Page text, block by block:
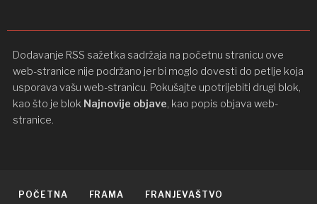
Dodavanje RSS sažetka sadržaja na početnu stranicu ove
web-stranice nije podržano jer bi moglo dovesti do petlje koja
usporava vašu web-stranicu. Pokušajte upotrijebiti drugi blok,
kao što je blok Najnovije objave, kao popis objava ​​web-
stranice.
POČETNA FRAMA FRANJEVAŠTVO